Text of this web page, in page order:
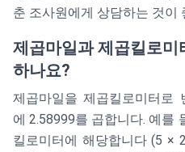
춘 조사원에게 상담하는 것이
제곱마일과 제곱킬로미
하나요?
제곱마일을 제곱킬로미터로
에 2.58999를 곱합니다. 예를
킬로미터에 해당합니다 (5 ×